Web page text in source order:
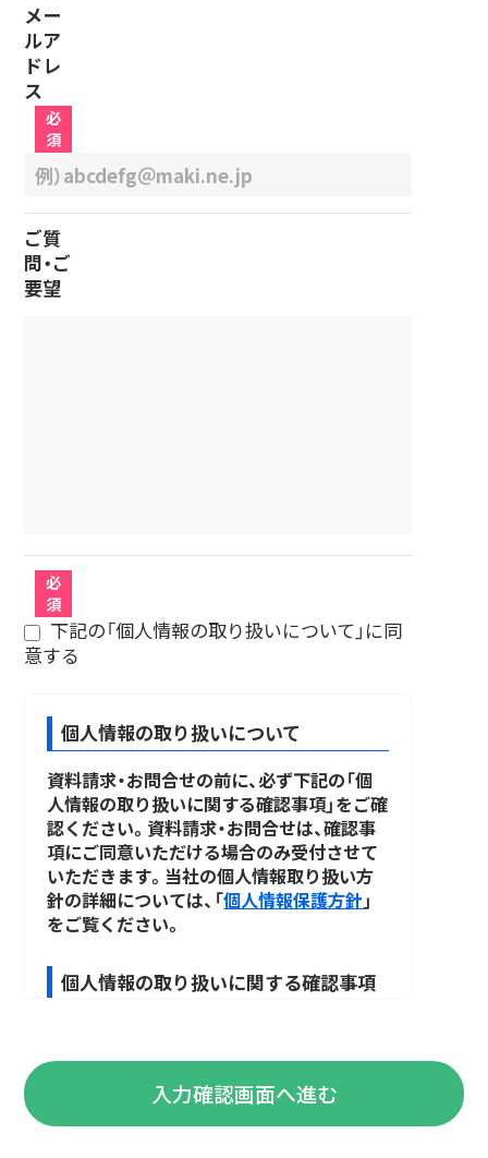
メー
ルア
ドレ
ス
必
須
ご質
問・ご
要望
必
須
下記の「個人情報の取り扱いについて」に同
意する
個人情報の取り扱いについて
資料請求・お問合せの前に、必ず下記の「個
人情報の取り扱いに関する確認事項」をご確
認ください。資料請求・お問合せは、確認事
項にご同意いただける場合のみ受付させて
いただきます。当社の個人情報取り扱い方
針の詳細については、「個人情報保護方針 」
をご覧ください。
個人情報の取り扱いに関する確認事項
取得した個人情報は、以下の責任者にて厳正
に管理いたします。入力確認画面へ進む